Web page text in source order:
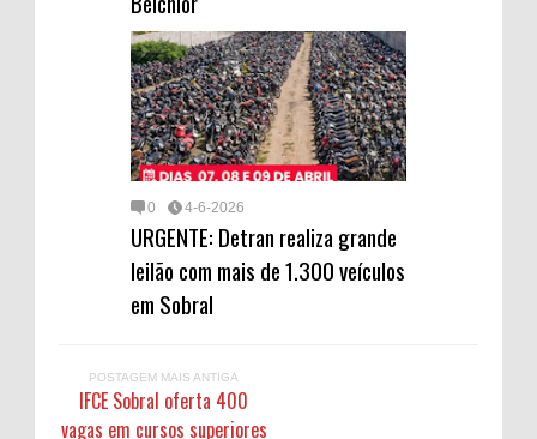
0 4-6-2026
URGENTE: Detran realiza grande
leilão com mais de 1.300 veículos
em Sobral
POSTAGEM MAIS ANTIGA
IFCE Sobral oferta 400
vagas em cursos superiores